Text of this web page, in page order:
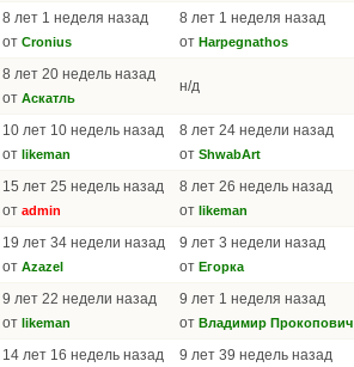
8 лет 1 неделя назад
от Cronius
8 лет 1 неделя назад
от Harpegnathos
8 лет 20 недель назад
от Аскатль
н/д
10 лет 10 недель назад
от likeman
8 лет 24 недели назад
от ShwabArt
15 лет 25 недель назад
от admin
8 лет 26 недель назад
от likeman
19 лет 34 недели назад
от Azazel
9 лет 3 недели назад
от Егорка
9 лет 22 недели назад
от likeman
9 лет 1 неделя назад
от Владимир Прокопович
14 лет 16 недель назад
9 лет 39 недель назад